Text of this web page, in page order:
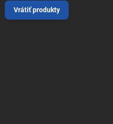
Vrátiť produkty